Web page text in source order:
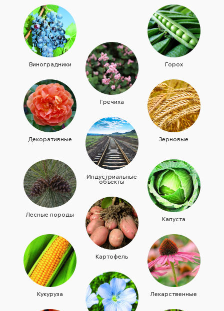
Виноградники Горох
Гречиха
Декоративные Зерновые
Индустриальные
объекты
Лесные породы
Капуста
Картофель
Кукуруза Лекарственные